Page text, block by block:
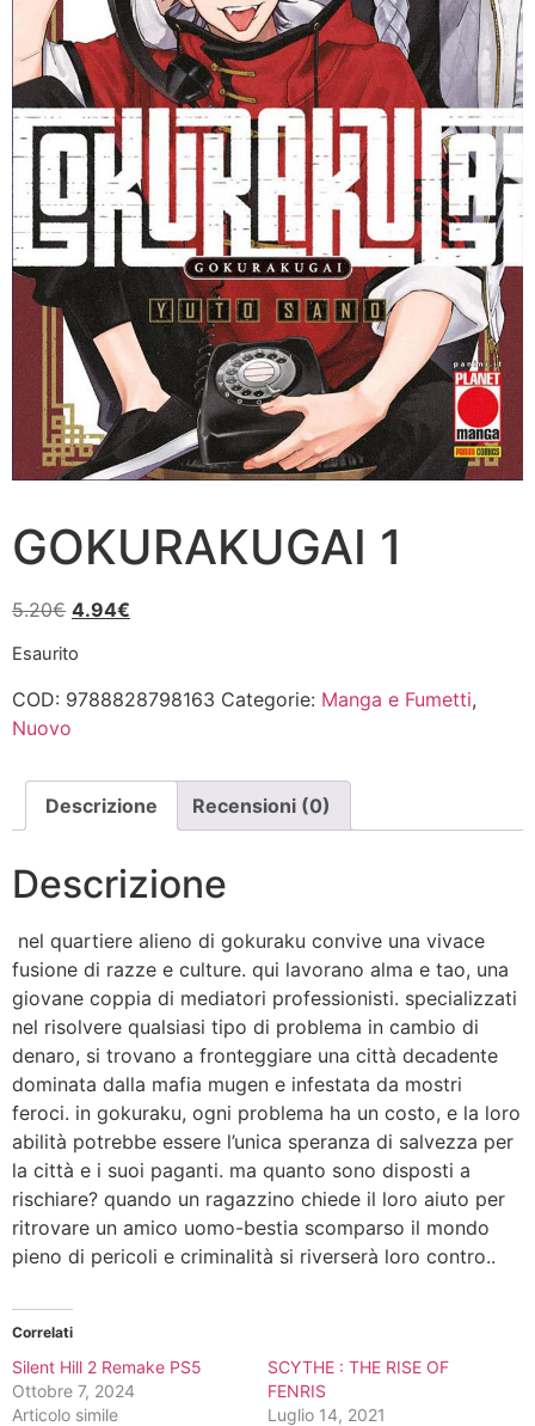
GOKURAKUGAI 1
5.20€ Il
originale
era:
4.94€
è:
Esaurito
COD: 9788828798163 Categorie: Manga e Fumetti,
Nuovo
Descrizione Recensioni (0)
Descrizione
nel quartiere alieno di gokuraku convive una vivace
fusione di razze e culture. qui lavorano alma e tao, una
giovane coppia di mediatori professionisti. specializzati
nel risolvere qualsiasi tipo di problema in cambio di
denaro, si trovano a fronteggiare una città decadente
dominata dalla mafia mugen e infestata da mostri
feroci. in gokuraku, ogni problema ha un costo, e la loro
abilità potrebbe essere l’unica speranza di salvezza per
la città e i suoi paganti. ma quanto sono disposti a
rischiare? quando un ragazzino chiede il loro aiuto per
ritrovare un amico uomo-bestia scomparso il mondo
pieno di pericoli e criminalità si riverserà loro contro..
Correlati
Silent Hill 2 Remake PS5
Ottobre 7, 2024
Articolo simile
SCYTHE : THE RISE OF
FENRIS
Luglio 14, 2021